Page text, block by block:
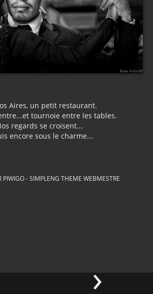
›
Aires, un petit restaurant.
tournoie entre les tables.
regards se croisent...
encore sous le charme...
PIWIGO-SIMPLENG THEME WEBMESTRE